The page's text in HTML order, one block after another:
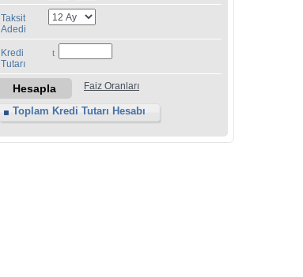
Taksit
Adedi
Kredi
Tutarı
Hesapla Faiz Oranları
Toplam Kredi Tutarı Hesabı